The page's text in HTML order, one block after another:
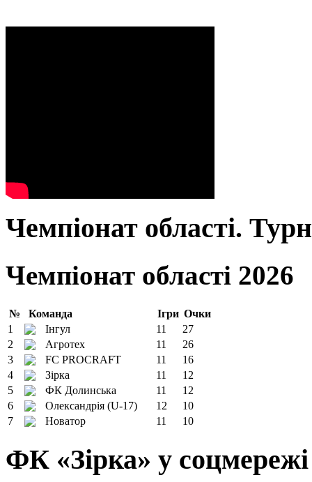
Чемпіонат області.
Чемпіонат області 2026
№ Команда Ігри Очки
1
Інгул 11
27
2
Агротех 11
26
3
FC PROCRAFT 11
16
4
Зірка 11
12
5
ФК Долинська 11
12
6
Олександрія (U-17) 12
10
7
Новатор 11 10
ФК «Зірка» у